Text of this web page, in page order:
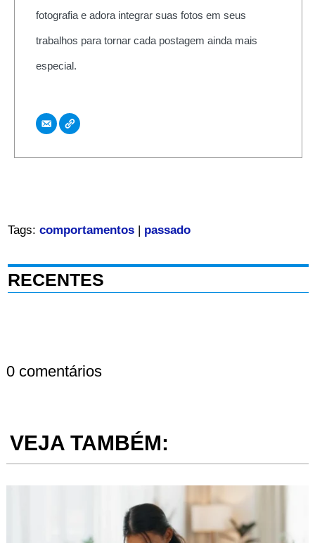
fotografia e adora integrar suas fotos em seus
trabalhos para tornar cada postagem ainda mais
especial.
Tags: comportamentos| passado
RECENTES
0 comentários
VEJA TAMBÉM: